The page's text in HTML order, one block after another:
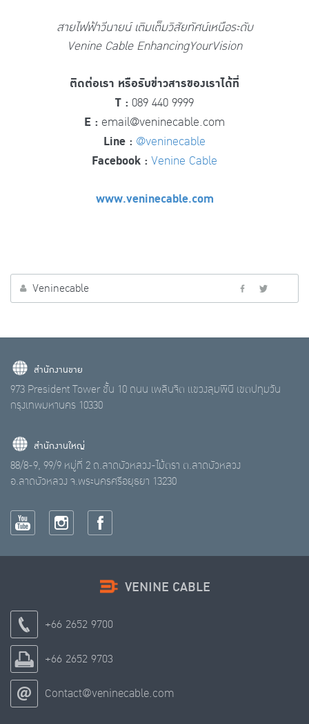
สายไฟฟ้าวีนายน์ เติมเต็มวิสัยทัศน์เหนือระดับ
Venine Cable EnhancingYourVision
ติดต่อเรา หรือรับข่าวสารของเราได้ที่
T : 089 440 9999
E : email@veninecable.com
Line : @veninecable
Facebook : Venine Cable
www.veninecable.com
Veninecable
สำนักงานขาย
973 President Tower ชั้น 10 ถนน เพลินจิต แขวงลุมพินี เขตปทุมวัน
กรุงเทพมหานคร 10330
สำนักงานใหญ่
88/8-9, 99/9 หมู่ที่ 2 ถ.ลาดบัวหลวง-ไม้ตรา ต.ลาดบัวหลวง
อ.ลาดบัวหลวง จ.พระนครศรีอยุธยา 13230
VENINE CABLE
+66 2652 9700
+66 2652 9703
Contact@veninecable.com